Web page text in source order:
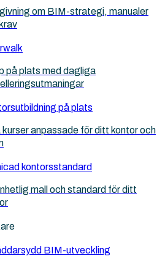
om BIM-strategi, manualer
på plats med dagliga
på plats
kurser anpassade för ditt kontor och
kontorsstandard
mall och standard för ditt
BIM-utveckling